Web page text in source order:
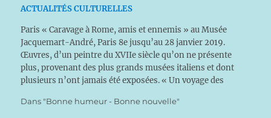
ACTUALITÉS CULTURELLES
Paris « Caravage à Rome, amis et ennemis » au Musée
Jacquemart-André, Paris 8e jusqu’au 28 janvier 2019.
Œuvres, d’un peintre du XVIIe siècle qu’on ne présente
plus, provenant des plus grands musées italiens et dont
plusieurs n’ont jamais été exposées. « Un voyage des
au…
Dans "Bonne humeur - Bonne nouvelle"